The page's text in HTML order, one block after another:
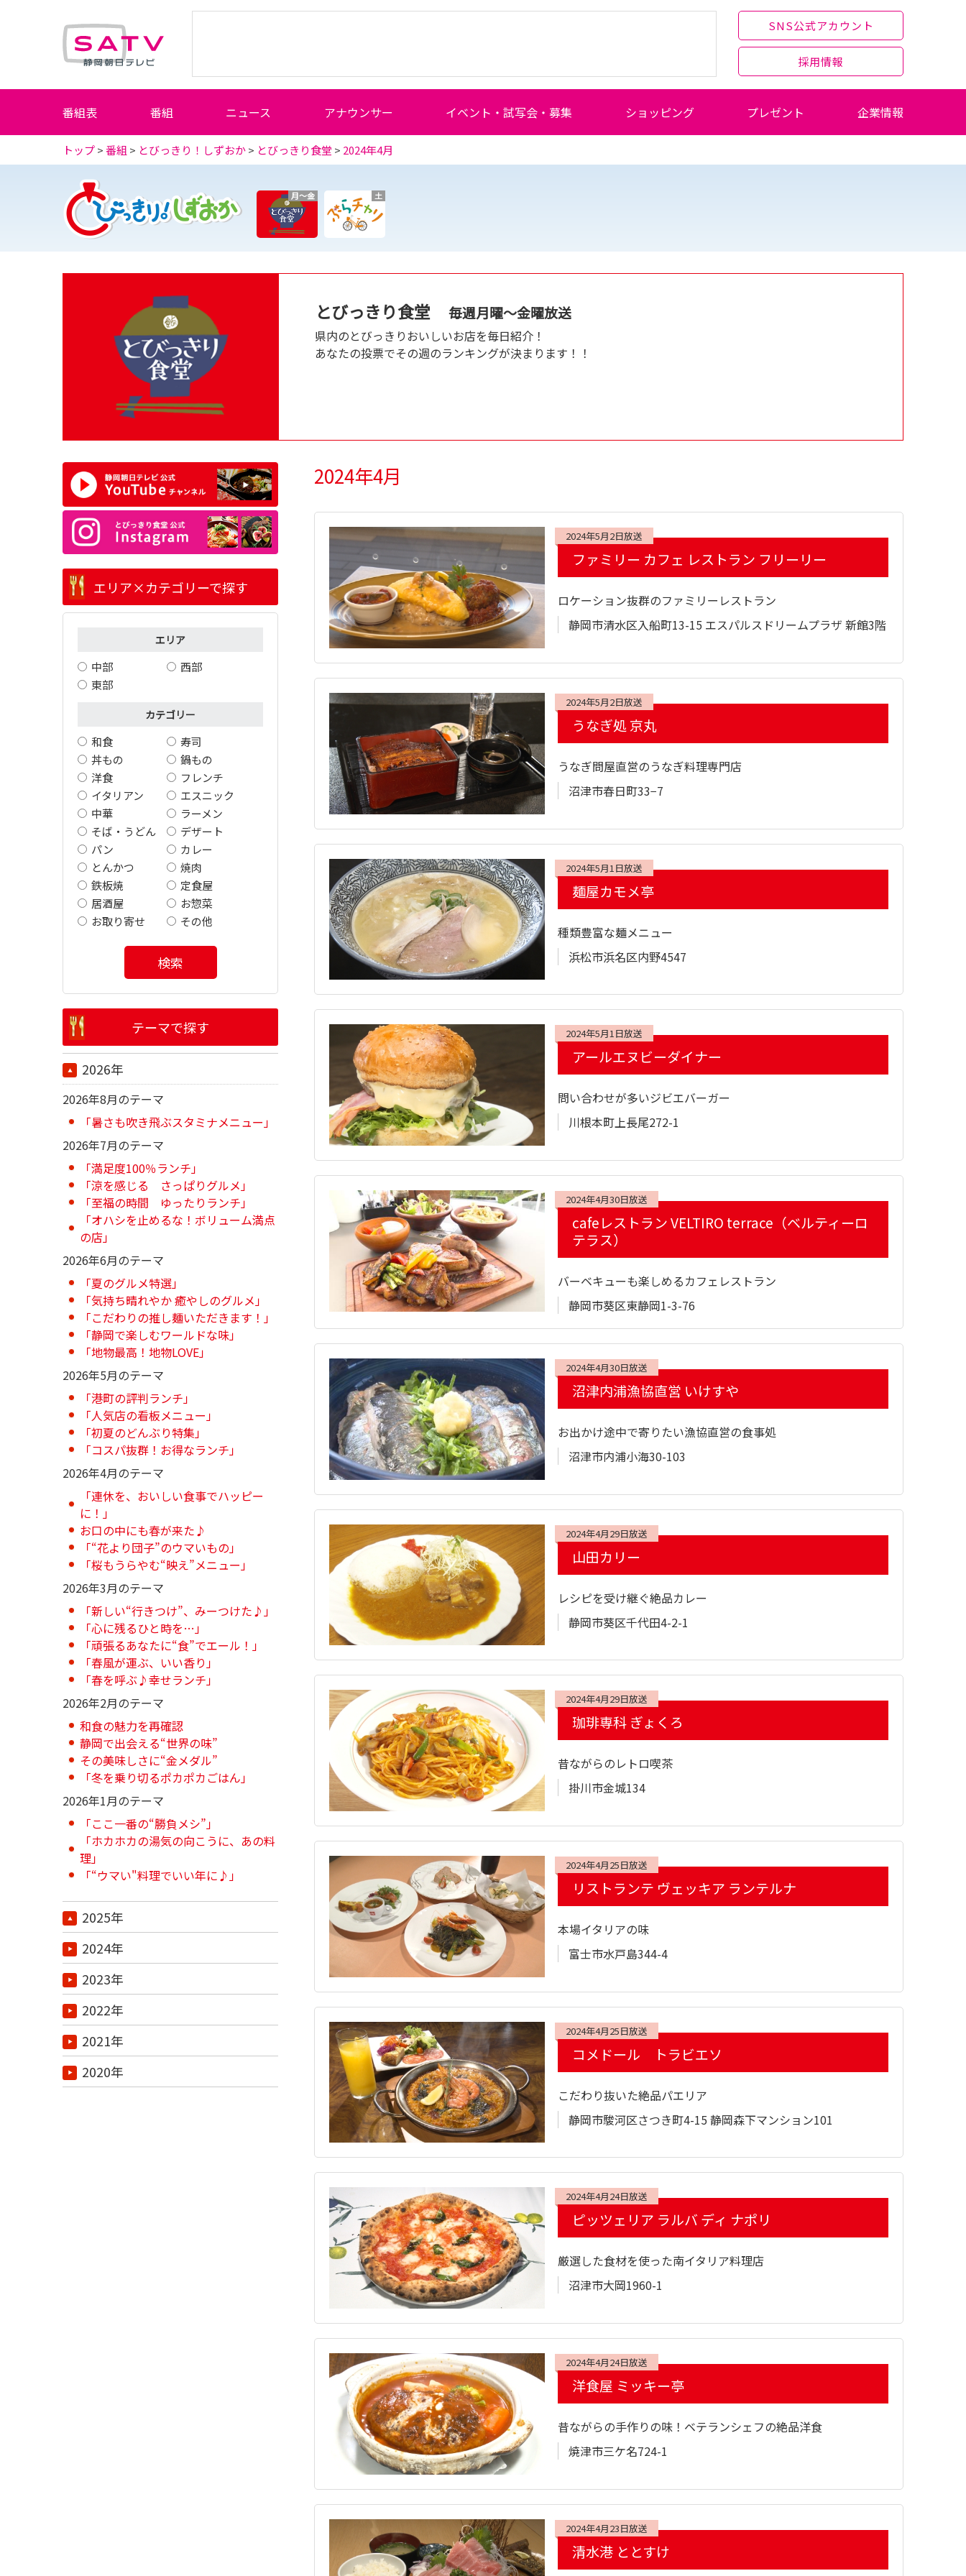
SNS公式アカウント
採用情報
番組表 番組 ニュース アナウンサー イベント・試写会・募集 ショッピング プレゼント 企業情報
トップ>番組 > とびっきり！しずおか> とびっきり食堂 > 2024年4月
月～金 土
とびっきり食堂 毎週月曜～金曜放送
県内のとびっきりおいしいお店を毎日紹介！
あなたの投票でその週のランキングが決まります！！
2024年4月
2024年5月2日放送
ファミリー カフェ レストラン フリーリー
ロケーション抜群のファミリーレストラン
静岡市清水区入船町13-15 エスパルスドリームプラザ 新館3階
2024年5月2日放送
うなぎ処 京丸
うなぎ問屋直営のうなぎ料理専門店
沼津市春日町33−7
2024年5月1日放送
麺屋カモメ亭
種類豊富な麺メニュー
浜松市浜名区内野4547
2024年5月1日放送
アールエヌビーダイナー
問い合わせが多いジビエバーガー
川根本町上長尾272-1
2024年4月30日放送
cafeレストラン VELTIRO terrace（ベルティーロ
テラス）
バーベキューも楽しめるカフェレストラン
静岡市葵区東静岡1-3-76
2024年4月30日放送
沼津内浦漁協直営 いけすや
お出かけ途中で寄りたい漁協直営の食事処
沼津市内浦小海30-103
2024年4月29日放送
山田カリー
レシピを受け継ぐ絶品カレー
静岡市葵区千代田4-2-1
2024年4月29日放送
珈琲専科 ぎょくろ
昔ながらのレトロ喫茶
掛川市金城134
2024年4月25日放送
リストランテ ヴェッキア ランテルナ
本場イタリアの味
富士市水戸島344-4
2024年4月25日放送
コメドール トラビエソ
こだわり抜いた絶品パエリア
静岡市駿河区さつき町4-15 静岡森下マンション101
2024年4月24日放送
ピッツェリア ラルバ ディ ナポリ
厳選した食材を使った南イタリア料理店
沼津市大岡1960-1
2024年4月24日放送
洋食屋 ミッキー亭
昔ながらの手作りの味！ベテランシェフの絶品洋食
焼津市三ケ名724-1
2024年4月23日放送
清水港 ととすけ
エリア×カテゴリーで探す
エリア
中部
西部
東部
カテゴリー
和食
寿司
丼もの
鍋もの
洋食
フレンチ
イタリアン
エスニック
中華
ラーメン
そば・うどん
デザート
パン
カレー
とんかつ
焼肉
鉄板焼
定食屋
居酒屋
お惣菜
お取り寄せ
その他
検索
テーマで探す
2026年
2026年8月のテーマ
「暑さも吹き飛ぶスタミナメニュー」
2026年7月のテーマ
「満足度100％ランチ」
「涼を感じる さっぱりグルメ」
「至福の時間 ゆったりランチ」
「オハシを止めるな！ボリューム満点
の店」
2026年6月のテーマ
「夏のグルメ特選」
「気持ち晴れやか 癒やしのグルメ」
「こだわりの推し麺いただきます！」
「静岡で楽しむワールドな味」
「地物最高！地物LOVE」
2026年5月のテーマ
「港町の評判ランチ」
「人気店の看板メニュー」
「初夏のどんぶり特集」
「コスパ抜群！お得なランチ」
2026年4月のテーマ
「連休を、おいしい食事でハッピー
に！」
お口の中にも春が来た♪
「“花より団子”のウマいもの」
「桜もうらやむ“映え”メニュー」
2026年3月のテーマ
「新しい“行きつけ”、みーつけた♪」
「心に残るひと時を…」
「頑張るあなたに“食”でエール！」
「春風が運ぶ、いい香り」
「春を呼ぶ♪幸せランチ」
2026年2月のテーマ
和食の魅力を再確認
静岡で出会える“世界の味”
その美味しさに“金メダル”
「冬を乗り切るポカポカごはん」
2026年1月のテーマ
「ここ一番の“勝負メシ”」
「ホカホカの湯気の向こうに、あの料
理」
「“ウマい"料理でいい年に♪」
2025年
2024年
2023年
2022年
2021年
2020年